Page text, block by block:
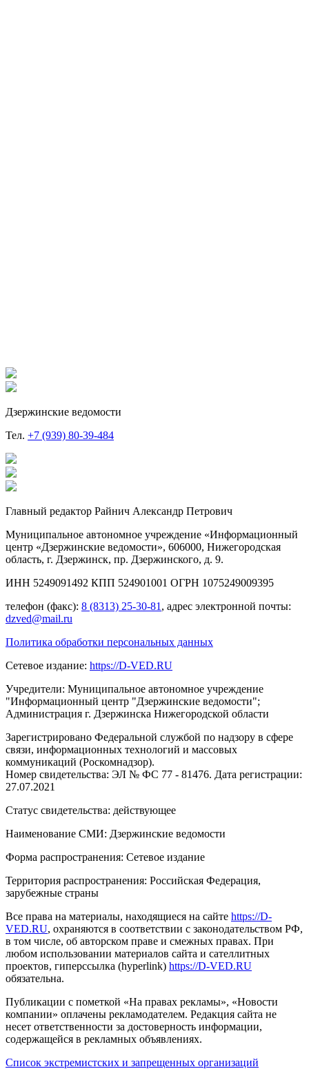
Дзержинские ведомости
Тел. +7 (939) 80-39-484
Главный редактор Райнич Александр Петрович
Муниципальное автономное учреждение «Информационный
центр «Дзержинские ведомости», 606000, Нижегородская
область, г. Дзержинск, пр. Дзержинского, д. 9.
ИНН 5249091492 КПП 524901001 ОГРН 1075249009395
телефон (факс): 8 (8313) 25-30-81 , адрес электронной почты:
dzved@mail.ru
Политика обработки персональных данных
Сетевое издание: https://D-VED.RU
Учредители: Муниципальное автономное учреждение
"Информационный центр "Дзержинские ведомости";
Администрация г. Дзержинска Нижегородской области
Зарегистрировано Федеральной службой по надзору в сфере
связи, информационных технологий и массовых
коммуникаций (Роскомнадзор).
Номер свидетельства: ЭЛ № ФС 77 - 81476. Дата регистрации:
27.07.2021
Статус свидетельства: действующее
Наименование СМИ: Дзержинские ведомости
Форма распространения: Сетевое издание
Территория распространения: Российская Федерация,
зарубежные страны
Все права на материалы, находящиеся на сайте https://D-
VED.RU, охраняются в соответствии с законодательством РФ,
в том числе, об авторском праве и смежных правах. При
любом использовании материалов сайта и сателлитных
проектов, гиперссылка (hyperlink) https://D-VED.RU
обязательна.
Публикации с пометкой «На правах рекламы», «Новости
компании» оплачены рекламодателем. Редакция сайта не
несет ответственности за достоверность информации,
содержащейся в рекламных объявлениях.
Список экстремистских и запрещенных организаций